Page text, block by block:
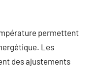
permettent
Les
des ajustements